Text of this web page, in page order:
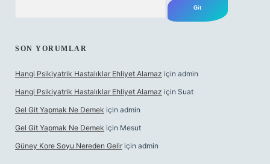
SON YORUMLAR
Hangi Psikiyatrik Hastalıklar Ehliyet Alamaz için admin
Hangi Psikiyatrik Hastalıklar Ehliyet Alamaz için Suat
Gel Git Yapmak Ne Demek için admin
Gel Git Yapmak Ne Demek için Mesut
Güney Kore Soyu Nereden Gelir için admin